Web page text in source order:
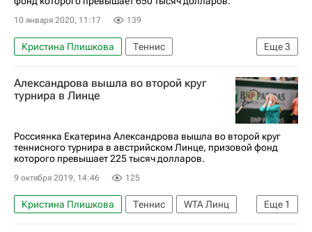
10 января 2020, 11:17 139
Еще3
Кристина Плишкова
Теннис
WTA Шэньчжэнь
Елена Рыбакина
Екатерина Александрова
Александрова вышла во второй круг
турнира в Линце
Россиянка Екатерина Александрова вышла во второй круг
теннисного турнира в австрийском Линце, призовой фонд
которого превышает 225 тысяч долларов.
9 октября 2019, 14:46 125
Еще 1
Кристина Плишкова Теннис
WTA Линц
Екатерина Александрова